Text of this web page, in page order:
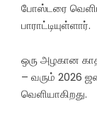
போஸ்டரை
பாராட்டியுள்ளார்.
ஒரு அழகான
– வரும் 2026
வெளியாகிறது.